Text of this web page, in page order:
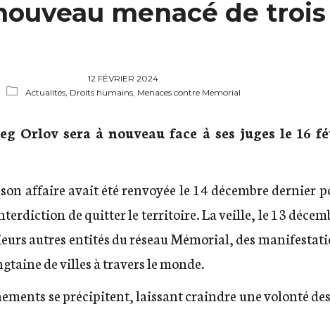
menacé de
12 FÉVRIER 2024
Actualités, Droits humains, Menaces contre Memorial
Orlov sera à nouveau face à ses juges le 16
affaire avait été renvoyée le 14 décembre dernier
de quitter le territoire. La veille, le 13
autres entités du réseau Mémorial, des
de villes à travers le monde.
se précipitent, laissant craindre une volonté